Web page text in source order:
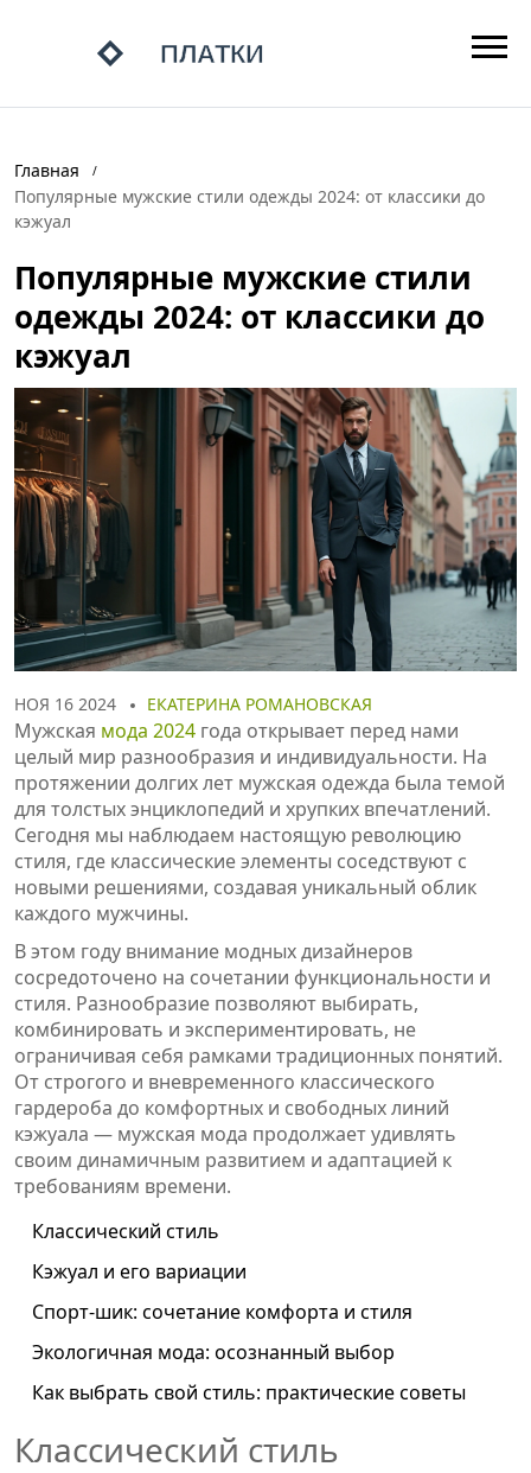
Главная
Популярные мужские стили одежды 2024: от классики до
кэжуал
Популярные мужские стили
одежды 2024: от классики до
кэжуал
НОЯ 16 2024 ЕКАТЕРИНА РОМАНОВСКАЯ
Мужская мода 2024 года открывает перед нами
целый мир разнообразия и индивидуальности. На
протяжении долгих лет мужская одежда была темой
для толстых энциклопедий и хрупких впечатлений.
Сегодня мы наблюдаем настоящую революцию
стиля, где классические элементы соседствуют с
новыми решениями, создавая уникальный облик
каждого мужчины.
В этом году внимание модных дизайнеров
сосредоточено на сочетании функциональности и
стиля. Разнообразие позволяют выбирать,
комбинировать и экспериментировать, не
ограничивая себя рамками традиционных понятий.
От строгого и вневременного классического
гардероба до комфортных и свободных линий
кэжуала — мужская мода продолжает удивлять
своим динамичным развитием и адаптацией к
требованиям времени.
Классический стиль
Кэжуал и его вариации
Спорт-шик: сочетание комфорта и стиля
Экологичная мода: осознанный выбор
Как выбрать свой стиль: практические советы
Классический стиль